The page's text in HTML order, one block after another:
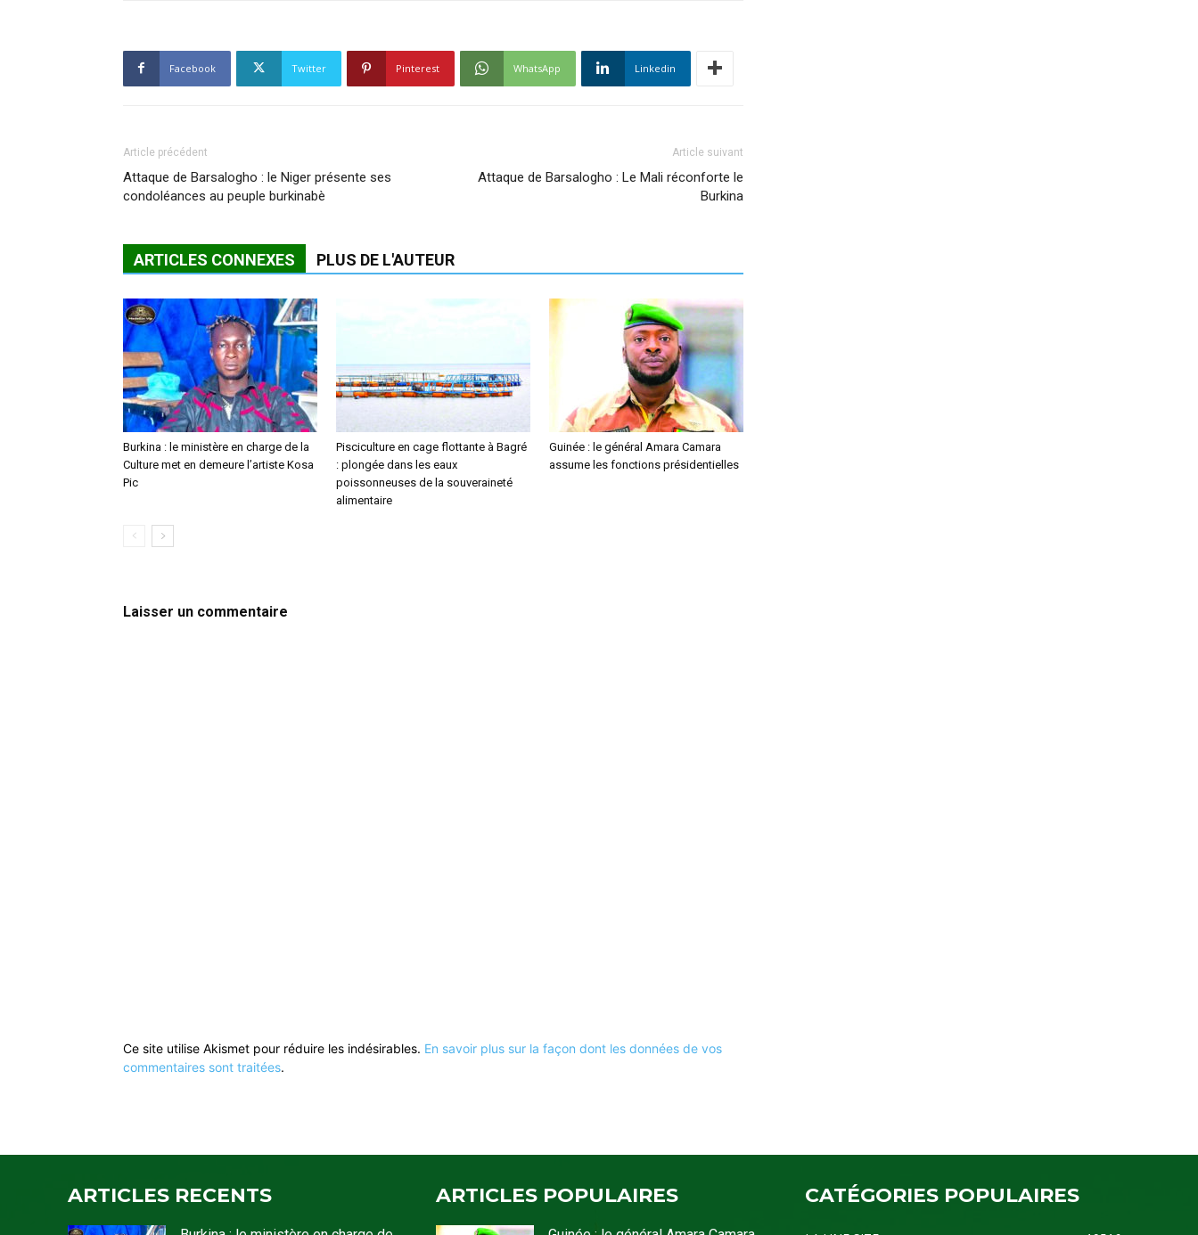
Facebook Twitter Pinterest WhatsApp Linkedin
Article précédent
Attaque de Barsalogho : le Niger présente ses
condoléances au peuple burkinabè
Article suivant
Attaque de Barsalogho : Le Mali réconforte le
Burkina
ARTICLES CONNEXES PLUS DE L'AUTEUR
Burkina : le ministère en charge de la
Culture met en demeure l’artiste Kosa
Pic
Pisciculture en cage flottante à Bagré
: plongée dans les eaux
poissonneuses de la souveraineté
alimentaire
Guinée : le général Amara Camara
assume les fonctions présidentielles
Laisser un commentaire
Ce site utilise Akismet pour réduire les indésirables. En savoir plus sur la façon dont les données de vos
commentaires sont traitées.
ARTICLES RECENTS ARTICLES POPULAIRES CATÉGORIES POPULAIRES